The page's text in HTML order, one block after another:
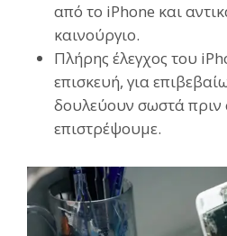
από το iPhone και
καινούργιο.
Πλήρης έλεγχος του
επισκευή, για
δουλεύουν σωστά πριν
επιστρέψουμε.